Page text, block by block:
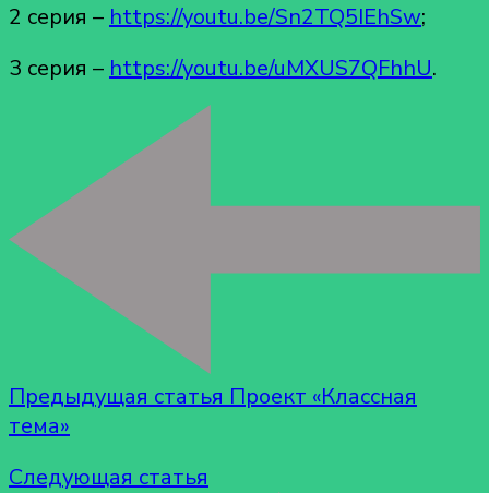
2 серия – https://youtu.be/Sn2TQ5IEhSw;
3 серия – https://youtu.be/uMXUS7QFhhU.
Предыдущая статья Проект «Классная
тема»
Следующая статья